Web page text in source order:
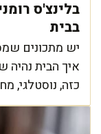
בלינצ'ס
בבית
יש מתכונים
איך הבית נהיה
כזה, נוסטלגי,